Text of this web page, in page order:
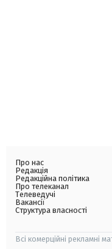
Про нас
Редакція
Редакційна політика
Про телеканал
Телеведучі
Вакансії
Структура власності
Всі комерційні рекламні